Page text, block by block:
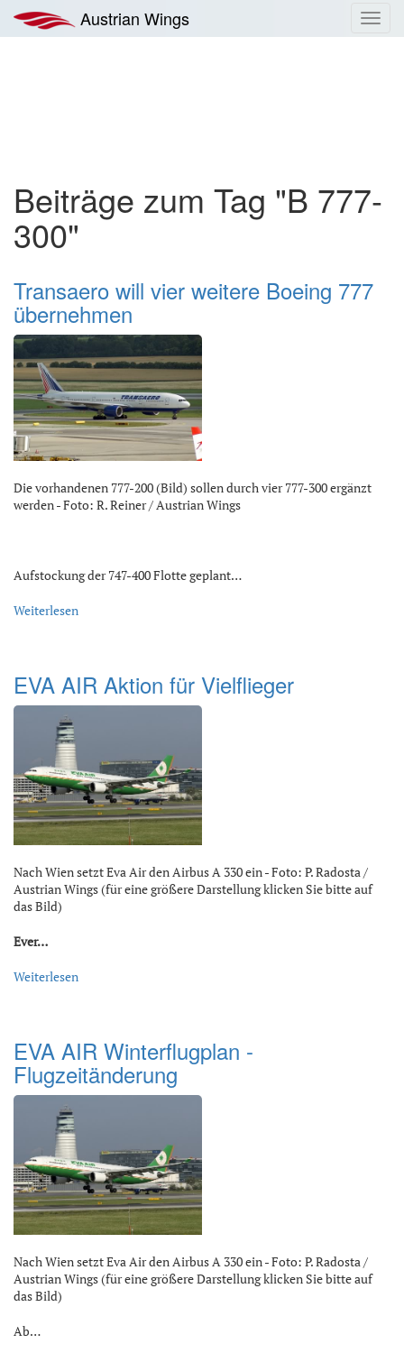
Inhalt
springen
Austrian Wings
Beiträge zum Tag "B 777-
300"
Transaero will vier weitere Boeing 777
übernehmen
Die vorhandenen 777-200 (Bild) sollen durch vier 777-300 ergänzt
werden - Foto: R. Reiner / Austrian Wings
Aufstockung der 747-400 Flotte geplant…
Weiterlesen
EVA AIR Aktion für Vielflieger
Nach Wien setzt Eva Air den Airbus A 330 ein - Foto: P. Radosta /
Austrian Wings (für eine größere Darstellung klicken Sie bitte auf
das Bild)
Ever…
Weiterlesen
EVA AIR Winterflugplan -
Flugzeitänderung
Nach Wien setzt Eva Air den Airbus A 330 ein - Foto: P. Radosta /
Austrian Wings (für eine größere Darstellung klicken Sie bitte auf
das Bild)
Ab…